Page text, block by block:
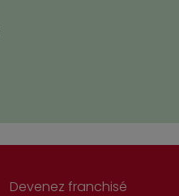
Devenez franchisé